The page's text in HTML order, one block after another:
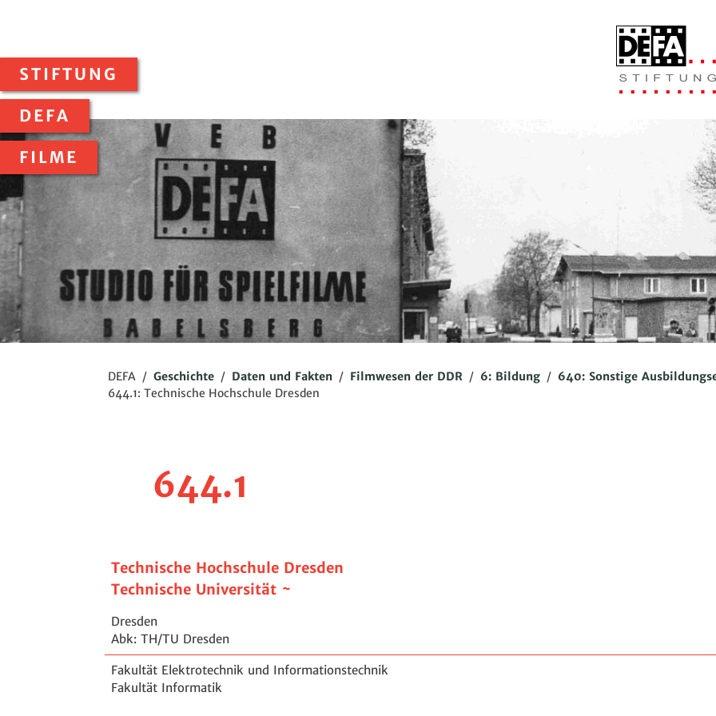
STIFTUNG
DEFA
FILME
DEFA / Geschichte / Daten und Fakten / Filmwesen der DDR / 6: Bildung / 640: Sonstige
644.1: Technische Hochschule Dresden
644.1
Technische Hochschule Dresden
Technische Universität ~
Dresden
Abk: TH/TU Dresden
Fakultät Elektrotechnik und Informationstechnik
Fakultät Informatik